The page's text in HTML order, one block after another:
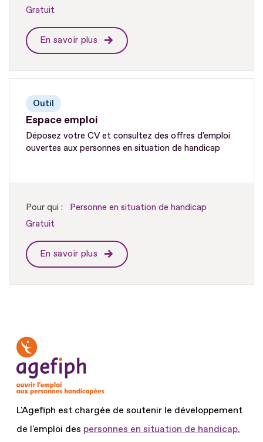
Gratuit
En savoir plus
Espace emploi
Outil
Déposez votre CV et consultez des offres d'emploi
ouvertes aux personnes en situation de handicap
Pour qui :
Personne en situation de handicap
Gratuit
En savoir plus
L'Agefiph est chargée de soutenir le développement
de l'emploi des personnes en situation de handicap.